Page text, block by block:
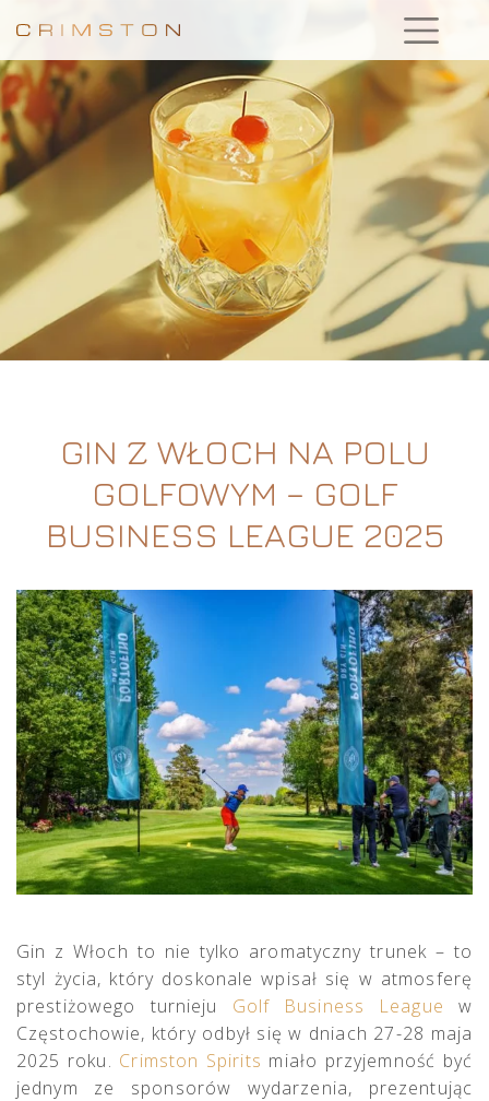
GIN Z WŁOCH NA POLU
GOLFOWYM – GOLF
BUSINESS LEAGUE 2025
Gin z Włoch to nie tylko aromatyczny trunek – to
styl życia, który doskonale wpisał się w atmosferę
prestiżowego turnieju Golf Business League w
Częstochowie, który odbył się w dniach 27-28 maja
2025 roku. Crimston Spirits miało przyjemność być
jednym ze sponsorów wydarzenia, prezentując